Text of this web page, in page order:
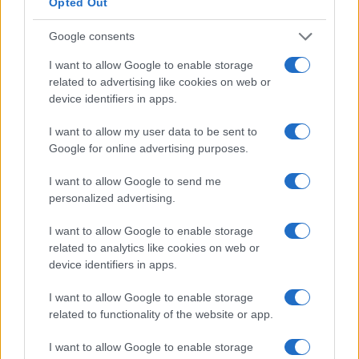
Google consents
I want to allow Google to enable storage
related to advertising like cookies on web or
device identifiers in apps.
I want to allow my user data to be sent to
Google for online advertising purposes.
I want to allow Google to send me
personalized advertising.
I want to allow Google to enable storage
related to analytics like cookies on web or
device identifiers in apps.
I want to allow Google to enable storage
related to functionality of the website or app.
I want to allow Google to enable storage
documenti in nostro possesso restano oggetto di
verifica incrociata con le autorità competenti. Le
prove raccolte indicano che ulteriori comunicazioni
saranno diffuse a breve, fornendo dettagli utili agli
spettatori e alle organizzazioni coinvolte.
Il valore turistico e mediatico
Le prove raccolte indicano che l’organizzazione
delle tappe è pensata come leva strategica di
. Secondo le carte visionate,
la visibilità internazionale del Giro supera i confini
nazionali e raggiunge oltre 200 Paesi. I documenti
in nostro possesso dimostrano che questo ritorno
di immagine genera unindotto economico